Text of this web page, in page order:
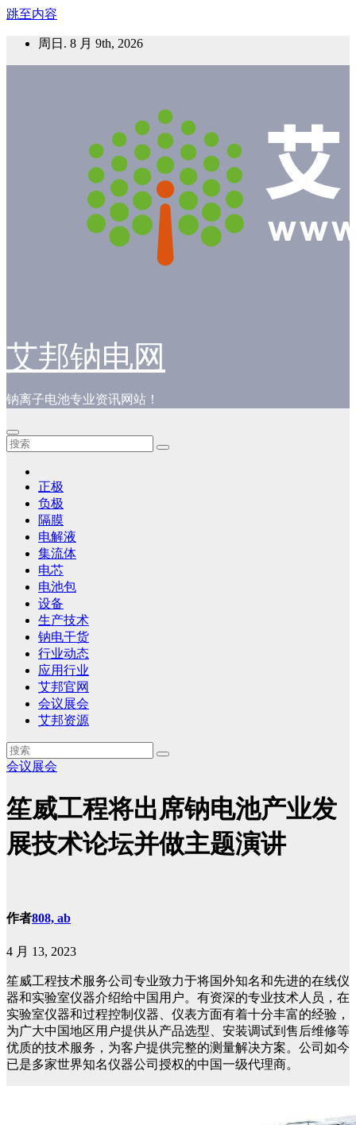
跳至内容
周日. 8 月 9th, 2026
艾邦钠电网
钠离子电池专业资讯网站！
正极
负极
隔膜
电解液
集流体
电芯
电池包
设备
生产技术
钠电干货
行业动态
应用行业
艾邦官网
会议展会
艾邦资源
会议展会
笙威工程将出席钠电池产业发
展技术论坛并做主题演讲
作者808, ab
4 月 13, 2023
笙威工程技术服务公司专业致力于将国外知名和先进的在线仪
器和实验室仪器介绍给中国用户。有资深的专业技术人员，在
实验室仪器和过程控制仪器、仪表方面有着十分丰富的经验，
为广大中国地区用户提供从产品选型、安装调试到售后维修等
优质的技术服务，为客户提供完整的测量解决方案。公司如今
已是多家世界知名仪器公司授权的中国一级代理商。